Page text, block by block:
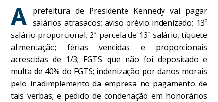
A prefeitura de Presidente Kennedy vai pagar
salários atrasados; aviso prévio indenizado; 13º
salário proporcional; 2ª parcela de 13º salário; tíquete
alimentação; férias vencidas e proporcionais
acrescidas de 1/3; FGTS que não foi depositado e
multa de 40% do FGTS; indenização por danos morais
pelo inadimplemento da empresa no pagamento de
tais verbas; e pedido de condenação em honorários